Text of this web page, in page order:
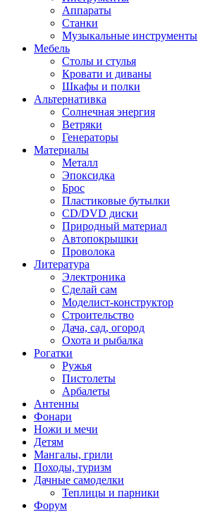
Аппараты
Станки
Музыкальные инструменты
Мебель
Столы и стулья
Кровати и диваны
Шкафы и полки
Альтернативка
Солнечная энергия
Ветряки
Генераторы
Материалы
Металл
Эпоксидка
Брос
Пластиковые бутылки
CD/DVD диски
Природный материал
Автопокрышки
Проволока
Литература
Электроника
Сделай сам
Моделист-конструктор
Строительство
Дача, сад, огород
Охота и рыбалка
Рогатки
Ружья
Пистолеты
Арбалеты
Антенны
Фонари
Ножи и мечи
Детям
Мангалы, грили
Походы, туризм
Дачные самоделки
Теплицы и парники
Форум